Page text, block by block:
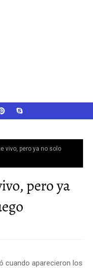
vivo, pero ya no solo
pero ya
cuando aparecieron los